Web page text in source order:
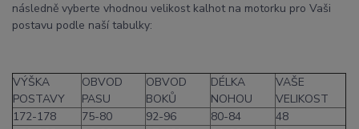
následně vyberte vhodnou velikost kalhot na motorku pro Vaši
postavu podle naší tabulky:
VÝŠKA
POSTAVY
OBVOD
PASU
OBVOD
BOKŮ
DÉLKA
NOHOU
VAŠE
VELIKOST
172-178
75-80 92-96 80-84
48